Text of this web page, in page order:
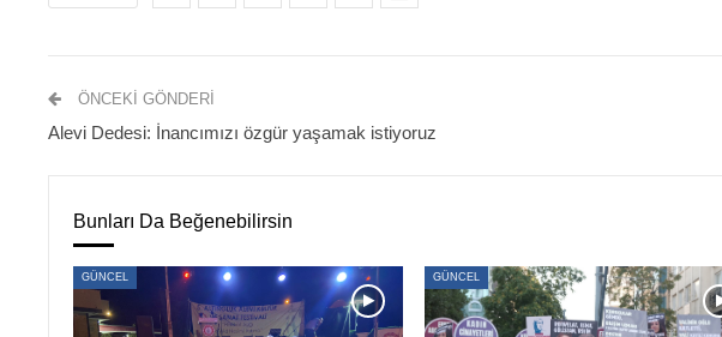
ÖNCEKI GÖNDERI
Alevi Dedesi: İnancımızı özgür yaşamak istiyoruz
Bunları Da Beğenebilirsin
GÜNCEL GÜNCEL